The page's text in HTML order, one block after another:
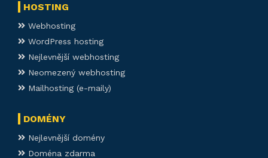
HOSTING
Webhosting
WordPress hosting
Nejlevnější webhosting
Neomezený webhosting
Mailhosting (e-maily)
DOMÉNY
Nejlevnější domény
Doména zdarma